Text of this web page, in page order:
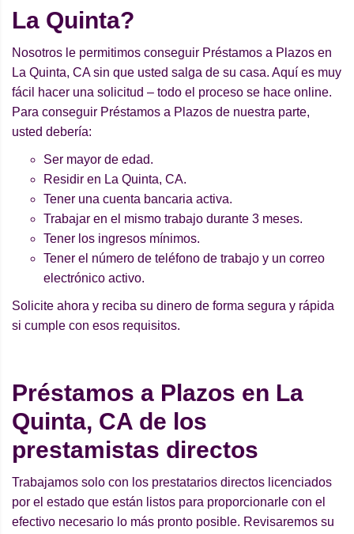
La Quinta?
Nosotros le permitimos conseguir Préstamos a Plazos en
La Quinta, CA sin que usted salga de su casa. Aquí es muy
fácil hacer una solicitud – todo el proceso se hace online.
Para conseguir Préstamos a Plazos de nuestra parte,
usted debería:
Ser mayor de edad.
Residir en La Quinta, CA.
Tener una cuenta bancaria activa.
Trabajar en el mismo trabajo durante 3 meses.
Tener los ingresos mínimos.
Tener el número de teléfono de trabajo y un correo
electrónico activo.
Solicite ahora y reciba su dinero de forma segura y rápida
si cumple con esos requisitos.
Préstamos a Plazos en La
Quinta, CA de los
prestamistas directos
Trabajamos solo con los prestatarios directos licenciados
por el estado que están listos para proporcionarle con el
efectivo necesario lo más pronto posible. Revisaremos su